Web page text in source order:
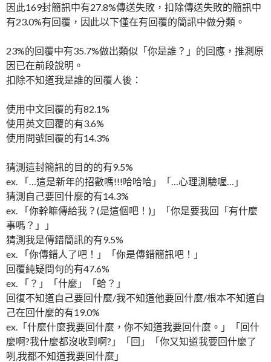
因此169封簡訊中有27.8%傳送失敗，扣除傳送失敗的簡訊中
有23.0%有回覆，因此以下僅在有回覆的簡訊中做分類。
23%的回覆中有35.7%做出類似「你是誰？」的回應，推測原
因已在前段說明。
扣除不知道我是誰的回覆人後：
使用中文回覆的有82.1%
使用英文回覆的有3.6%
使用問號回覆的有14.3%
猜測這封簡訊的目的的有9.5%
ex. 「…這是新年的招數嗎!!!哈哈哈」「…心理測驗喔…」
猜測自己要回什麼的有14.3%
ex. 「你幹嘛傳給我？(是這個吧！)」「你是要我回「有什麼
事嗎？」」
猜測我是傳錯簡訊的有9.5%
ex. 「你傳錯人了吧！」「你是傳錯簡訊吧！」
回覆純疑問句的有47.6%
ex. 「？」「什麼」「蛤？」
回復不知道自己要回什麼/我不知道他要回什麼/根本不知道自
己在回什麼的有19.0%
ex.「什麼什麼我要回什麼，你不知道我要回什麼。」「回什
麼啊?我什麼都沒收到啊?」「回」「你又知道我要回什麼了
咧,我都不知道我要回什麼」